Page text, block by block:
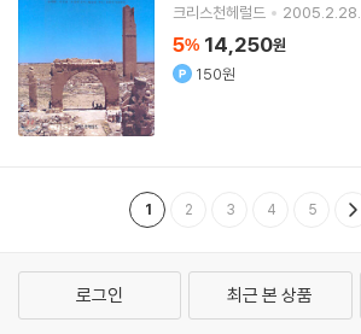
크리스천헤럴드
2005.2.28.
5% 14,250원
150원
1 2 3 4 5
로그인 최근 본 상품